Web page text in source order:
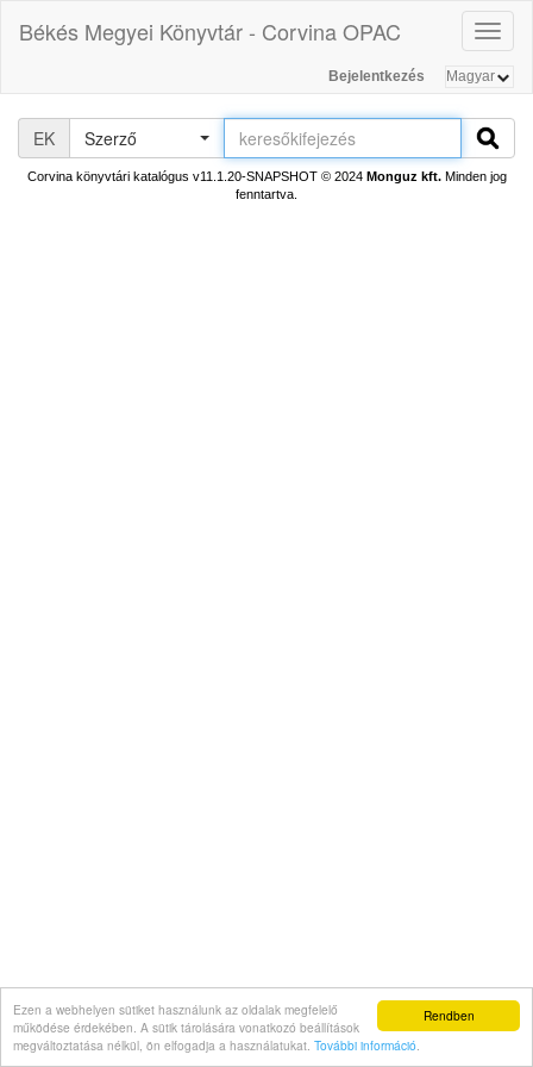
Rendben
Ezen a webhelyen sütiket használunk az oldalak megfelelő
működése érdekében. A sütik tárolására vonatkozó beállítások
megváltoztatása nélkül, ön elfogadja a használatukat. További információ.
Békés Megyei Könyvtár - Corvina OPAC
Bejelentkezés
EK Szerző
Corvina könyvtári katalógus v11.1.20-SNAPSHOT© 2024 Monguz kft.Minden jog
fenntartva.